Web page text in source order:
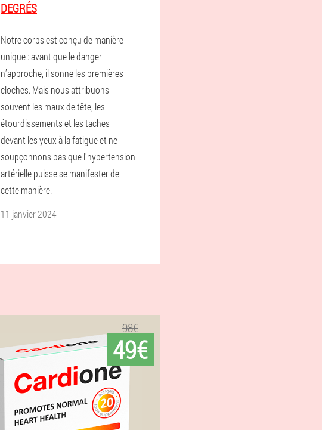
DEGRÉS
Notre corps est conçu de manière
unique : avant que le danger
n’approche, il sonne les premières
cloches. Mais nous attribuons
souvent les maux de tête, les
étourdissements et les taches
devant les yeux à la fatigue et ne
soupçonnons pas que l'hypertension
artérielle puisse se manifester de
cette manière.
11 janvier 2024
98€
49€